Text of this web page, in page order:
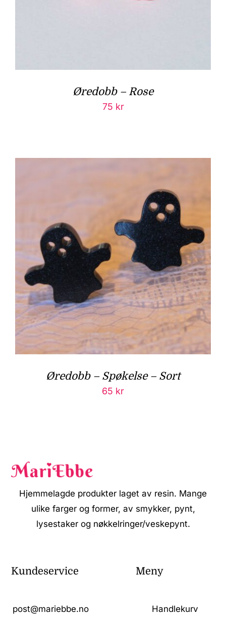
Øredobb – Rose
75 kr
Øredobb – Spøkelse – Sort
65 kr
Hjemmelagde produkter laget av resin. Mange
ulike farger og former, av smykker, pynt,
lysestaker og nøkkelringer/veskepynt.
Kundeservice
post@mariebbe.no
Meny
Handlekurv